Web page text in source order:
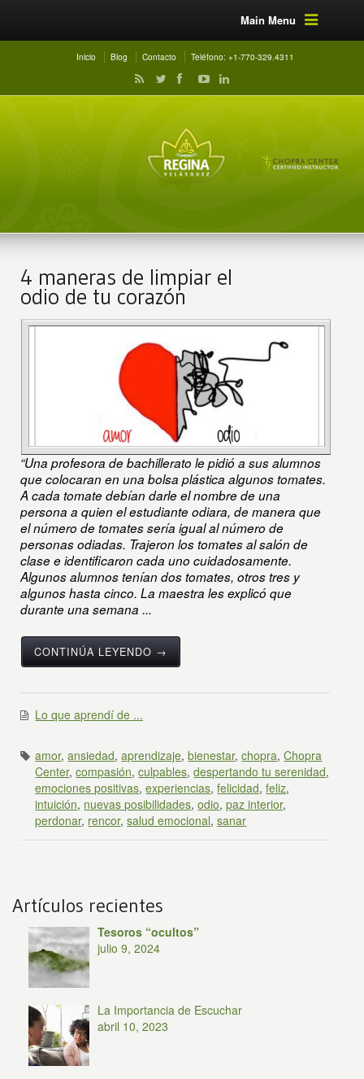
Main Menu
Inicio Blog Contacto Teléfono: +1-770-329.4311
4 maneras de limpiar el
odio de tu corazón
“Una profesora de bachillerato le pidió a sus alumnos
que colocaran en una bolsa plástica algunos tomates.
A cada tomate debían darle el nombre de una
persona a quien el estudiante odiara, de manera que
el número de tomates sería igual al número de
personas odiadas. Trajeron los tomates al salón de
clase e identificaron cada uno cuidadosamente.
Algunos alumnos tenían dos tomates, otros tres y
algunos hasta cinco. La maestra les explicó que
durante una semana ...
CONTINÚA LEYENDO →
Lo que aprendí de ...
amor,ansiedad,aprendizaje,bienestar,chopra,Chopra
Center,compasión,culpables,despertando tu serenidad,
emociones positivas,experiencias,felicidad,feliz,
intuición, nuevas posibilidades,odio,paz interior,
perdonar, rencor,salud emocional,sanar
Artículos recientes
Tesoros “ocultos”
julio 9, 2024
La Importancia de Escuchar
abril 10, 2023